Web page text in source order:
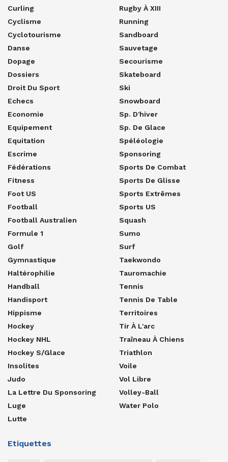
Curling
Cyclisme
Cyclotourisme
Danse
Dopage
Dossiers
Droit Du Sport
Echecs
Economie
Equipement
Equitation
Escrime
Fédérations
Fitness
Foot US
Football
Football Australien
Formule 1
Golf
Gymnastique
Haltérophilie
Handball
Handisport
Hippisme
Hockey
Hockey NHL
Hockey S/glace
Insolites
Judo
La Lettre Du Sponsoring
Luge
Lutte
Rugby À XIII
Running
Sandboard
Sauvetage
Secourisme
Skateboard
Ski
Snowboard
Sp. D'hiver
Sp. De Glace
Spéléologie
Sponsoring
Sports De Combat
Sports De Glisse
Sports Extrêmes
Sports US
Squash
Sumo
Surf
Taekwondo
Tauromachie
Tennis
Tennis De Table
Territoires
Tir À L'arc
Traîneau À Chiens
Triathlon
Voile
Vol Libre
Volley-Ball
Water Polo
Etiquettes